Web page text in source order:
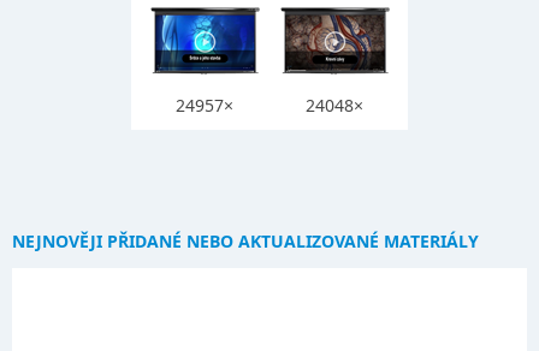
24957× 24048×
NEJNOVĚJI PŘIDANÉ NEBO AKTUALIZOVANÉ MATERIÁLY